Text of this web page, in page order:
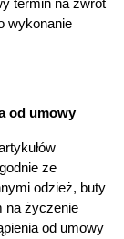
termin na zwrot
wykonanie
od umowy
ze
odzież, buty
na życzenie
od umowy